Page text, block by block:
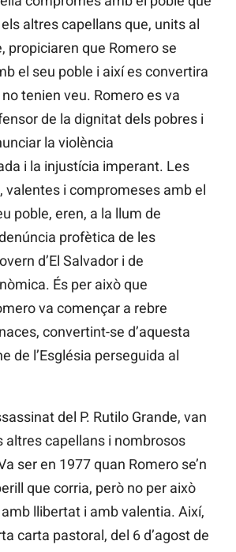
altres capellans que, units al
propiciaren que Romero se
el seu poble i així es convertira
tenien veu. Romero es va
de la dignitat dels pobres i
la violència
i la injustícia imperant. Les
valentes i compromeses amb el
poble, eren, a la llum de
profètica de les
d’El Salvador i de
És per això que
va començar a rebre
convertint-se d’aquesta
de l’Església perseguida al
del P. Rutilo Grande, van
altres capellans i nombrosos
ser en 1977 quan Romero se’n
que corria, però no per això
llibertat i amb valentia. Així,
carta pastoral, del 6 d’agost de